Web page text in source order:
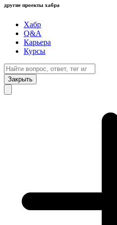
другие проекты хабра
Хабр
Q&A
Карьера
Курсы
Закрыть